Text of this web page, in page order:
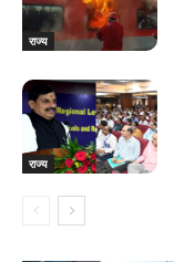
राज्य
राज्य